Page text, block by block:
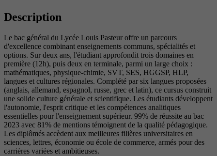
Description
Le bac général du Lycée Louis Pasteur offre un parcours
d'excellence combinant enseignements communs, spécialités et
options. Sur deux ans, l'étudiant approfondit trois domaines en
première (12h), puis deux en terminale, parmi un large choix :
mathématiques, physique-chimie, SVT, SES, HGGSP, HLP,
langues et cultures régionales. Complété par six langues proposées
(anglais, allemand, espagnol, russe, grec et latin), ce cursus construit
une solide culture générale et scientifique. Les étudiants développent
l'autonomie, l'esprit critique et les compétences analitiques
essentielles pour l'enseignement supérieur. 99% de réussite au bac
2023 avec 81% de mentions témoignent de la qualité pédagogique.
Les diplômés accèdent aux meilleures filières universitaires en
sciences, lettres, économie ou école de commerce, armés pour des
carrières variées et ambitieuses.